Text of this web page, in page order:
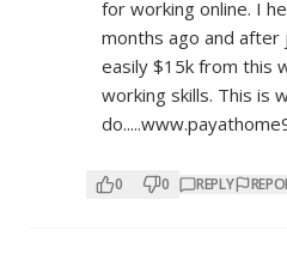
for working online. I
months ago and after
easily $15k from this
working skills. This is
0 0 REPLY